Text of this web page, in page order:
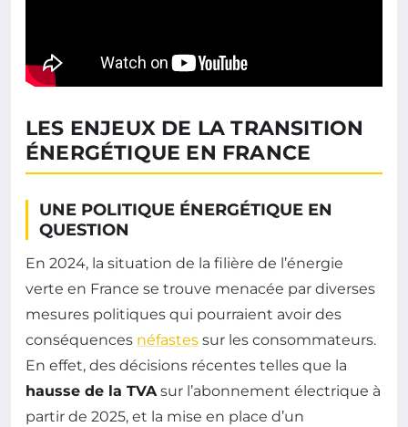
LES ENJEUX DE LA TRANSITION
ÉNERGÉTIQUE EN FRANCE
UNE POLITIQUE ÉNERGÉTIQUE EN
QUESTION
En 2024, la situation de la filière de l’énergie
verte en France se trouve menacée par diverses
mesures politiques qui pourraient avoir des
conséquences néfastes sur les consommateurs.
En effet, des décisions récentes telles que la
hausse de la TVAsur l’abonnement électrique à
partir de 2025, et la mise en place d’un